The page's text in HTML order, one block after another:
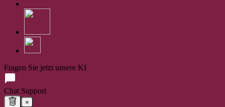
Fragen Sie jetzt unsere KI
Chat Support
×